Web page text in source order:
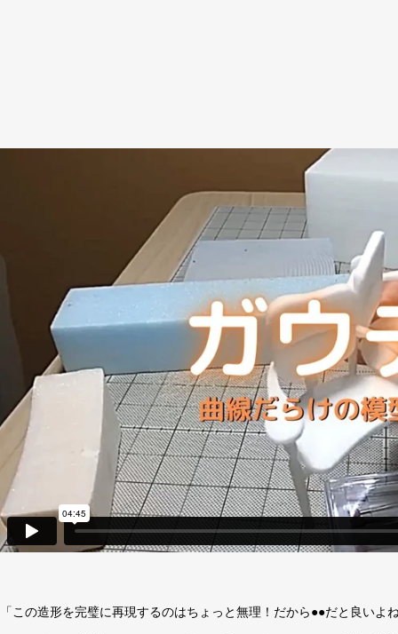
「この造形を完璧に再現するのはちょっと無理！だから●●だと良い